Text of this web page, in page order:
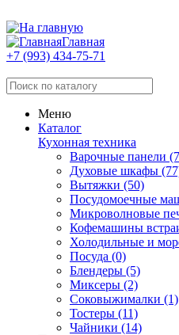
Главная
+7 (993) 434-75-71
Меню
Каталог
Кухонная техника
Варочные панели
Духовые шкафы
Вытяжки (50)
Посудомоечные
Микроволновые
Кофемашины
Холодильные и
Посуда (0)
Блендеры (5)
Миксеры (2)
Соковыжималки (1)
Тостеры (11)
Чайники (14)